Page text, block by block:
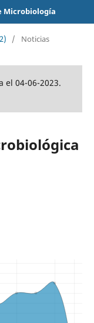
Microbiología
/ Noticias
el 04-06-2023.